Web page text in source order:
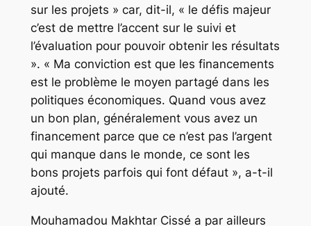
sur les projets » car, dit-il, « le défis majeur
c’est de mettre l’accent sur le suivi et
l’évaluation pour pouvoir obtenir les résultats
». « Ma conviction est que les financements
est le problème le moyen partagé dans les
politiques économiques. Quand vous avez
un bon plan, généralement vous avez un
financement parce que ce n’est pas l’argent
qui manque dans le monde, ce sont les
bons projets parfois qui font défaut », a-t-il
ajouté.
Mouhamadou Makhtar Cissé a par ailleurs